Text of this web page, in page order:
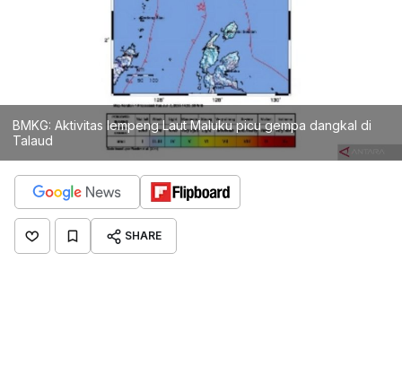
BMKG: Aktivitas lempeng Laut Maluku picu gempa dangkal di
Talaud
SHARE